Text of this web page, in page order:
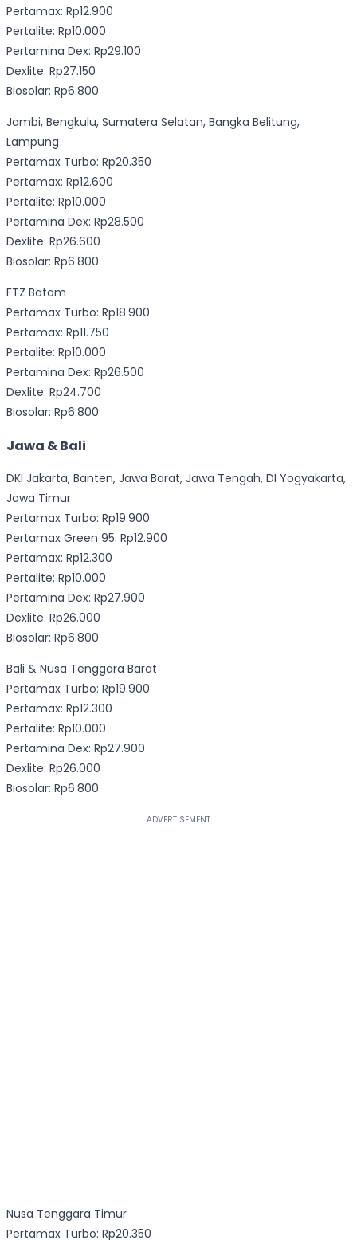
Pertamax: Rp12.900
Pertalite: Rp10.000
Pertamina Dex: Rp29.100
Dexlite: Rp27.150
Biosolar: Rp6.800
Jambi, Bengkulu, Sumatera Selatan, Bangka Belitung,
Lampung
Pertamax Turbo: Rp20.350
Pertamax: Rp12.600
Pertalite: Rp10.000
Pertamina Dex: Rp28.500
Dexlite: Rp26.600
Biosolar: Rp6.800
FTZ Batam
Pertamax Turbo: Rp18.900
Pertamax: Rp11.750
Pertalite: Rp10.000
Pertamina Dex: Rp26.500
Dexlite: Rp24.700
Biosolar: Rp6.800
Jawa & Bali
DKI Jakarta, Banten, Jawa Barat, Jawa Tengah, DI Yogyakarta,
Jawa Timur
Pertamax Turbo: Rp19.900
Pertamax Green 95: Rp12.900
Pertamax: Rp12.300
Pertalite: Rp10.000
Pertamina Dex: Rp27.900
Dexlite: Rp26.000
Biosolar: Rp6.800
Bali & Nusa Tenggara Barat
Pertamax Turbo: Rp19.900
Pertamax: Rp12.300
Pertalite: Rp10.000
Pertamina Dex: Rp27.900
Dexlite: Rp26.000
Biosolar: Rp6.800
Nusa Tenggara Timur
Pertamax Turbo: Rp20.350